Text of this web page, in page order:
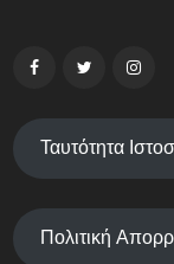
Ταυτότητα
Πολιτική